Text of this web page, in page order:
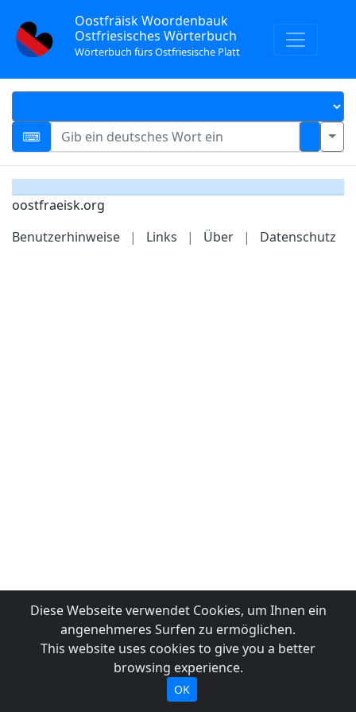
Oostfräisk Woordenbauk
Ostfriesisches Wörterbuch
Wörterbuch fürs Ostfriesische Platt
oostfraeisk.org
Benutzerhinweise
| Links | Über | Datenschutz
Diese Webseite verwendet Cookies, um Ihnen ein
angenehmeres Surfen zu ermöglichen.
This website uses cookies to give you a better
browsing experience.
OK